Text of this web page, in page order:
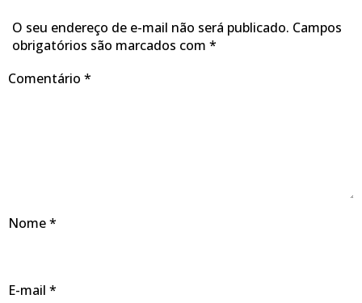
O seu endereço de e-mail não será publicado. Campos
obrigatórios são marcados com *
Comentário *
Nome*
E-mail *